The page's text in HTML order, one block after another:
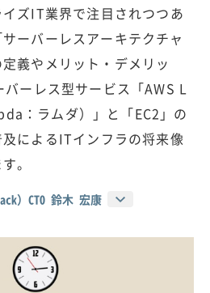
ズIT業界で注目されつつあ
ーバーレスアーキテクチャ
定義やメリット・デメリッ
バーレス型サービス「AWS L
：ラムダ）」と「EC2」の
によるITインフラの将来像
。
）CTO 鈴木 宏康